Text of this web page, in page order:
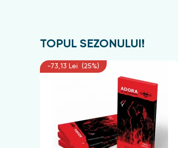
TOPUL SEZONULUI!
-73,13 Lei (25%)